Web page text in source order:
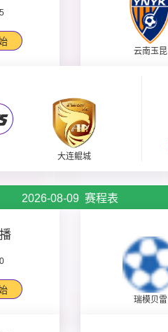
云南玉昆
大连鲲城
2026-08-09 赛程表
瑞模贝雷